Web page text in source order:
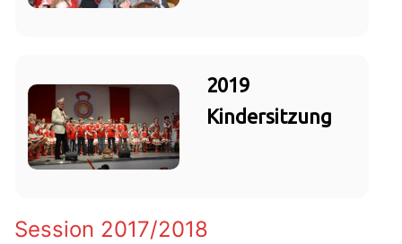
2019
Kindersitzung
Session 2017/2018